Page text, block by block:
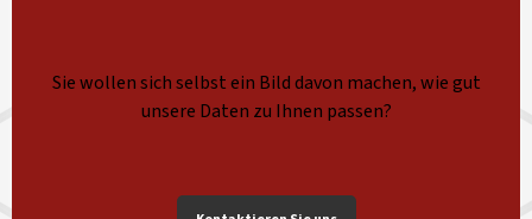
Sie wollen sich selbst ein Bild davon machen, wie gut
unsere Daten zu Ihnen passen?